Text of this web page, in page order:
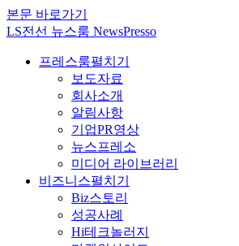
본문 바로가기
LS전선 뉴스룸 NewsPresso
프레스룸펼치기
보도자료
회사소개
알림사항
기업PR영상
뉴스프레소
미디어 라이브러리
비즈니스펼치기
Biz스토리
성공사례
Hi테크놀러지